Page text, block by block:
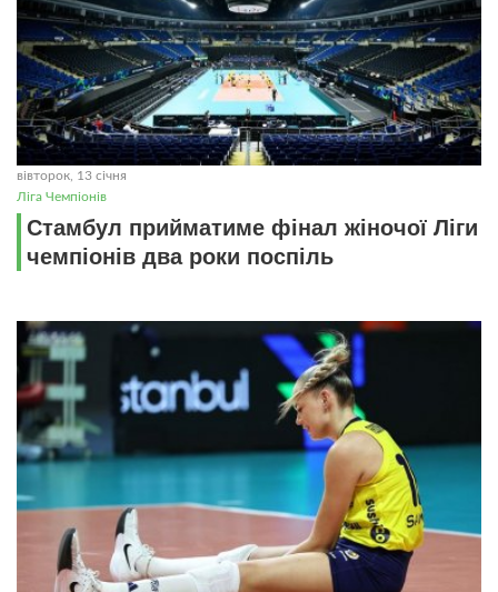
вівторок, 13 січня
Ліга Чемпіонів
Стамбул прийматиме фінал жіночої Ліги
чемпіонів два роки поспіль